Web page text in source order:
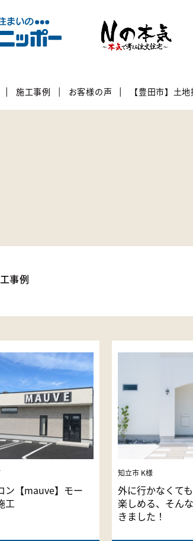
施工事例 お客様の声 【豊田市】土
事例
ン【mauve】モー
工
知立市 K様
外に行かなくて
楽しめる、そん
きました！